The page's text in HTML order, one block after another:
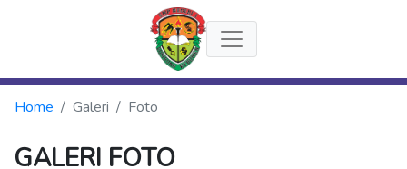
Home Galeri Foto
GALERI FOTO